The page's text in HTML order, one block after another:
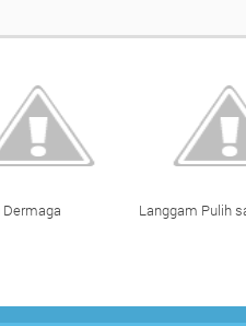
Dermaga Langgam Pulih